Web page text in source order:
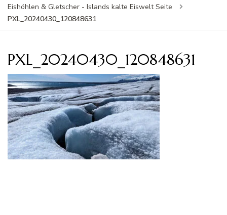
Eishöhlen & Gletscher - Islands kalte Eiswelt Seite
PXL_20240430_120848631
PXL_20240430_120848631